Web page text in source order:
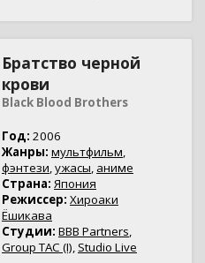
Братство черной
крови
Black Blood Brothers
Год: 2006
Жанры: мультфильм,
фэнтези,ужасы, аниме
Страна: Япония
Режиссер: Хироаки
Ёшикава
Студии: BBB Partners,
Group TAC (I),Studio Live